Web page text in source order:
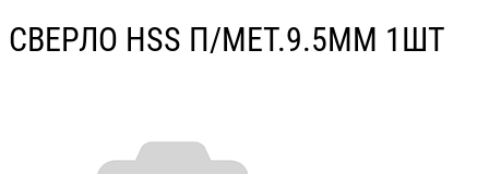
СВЕРЛО HSS П/МЕТ.9.5ММ 1ШТ